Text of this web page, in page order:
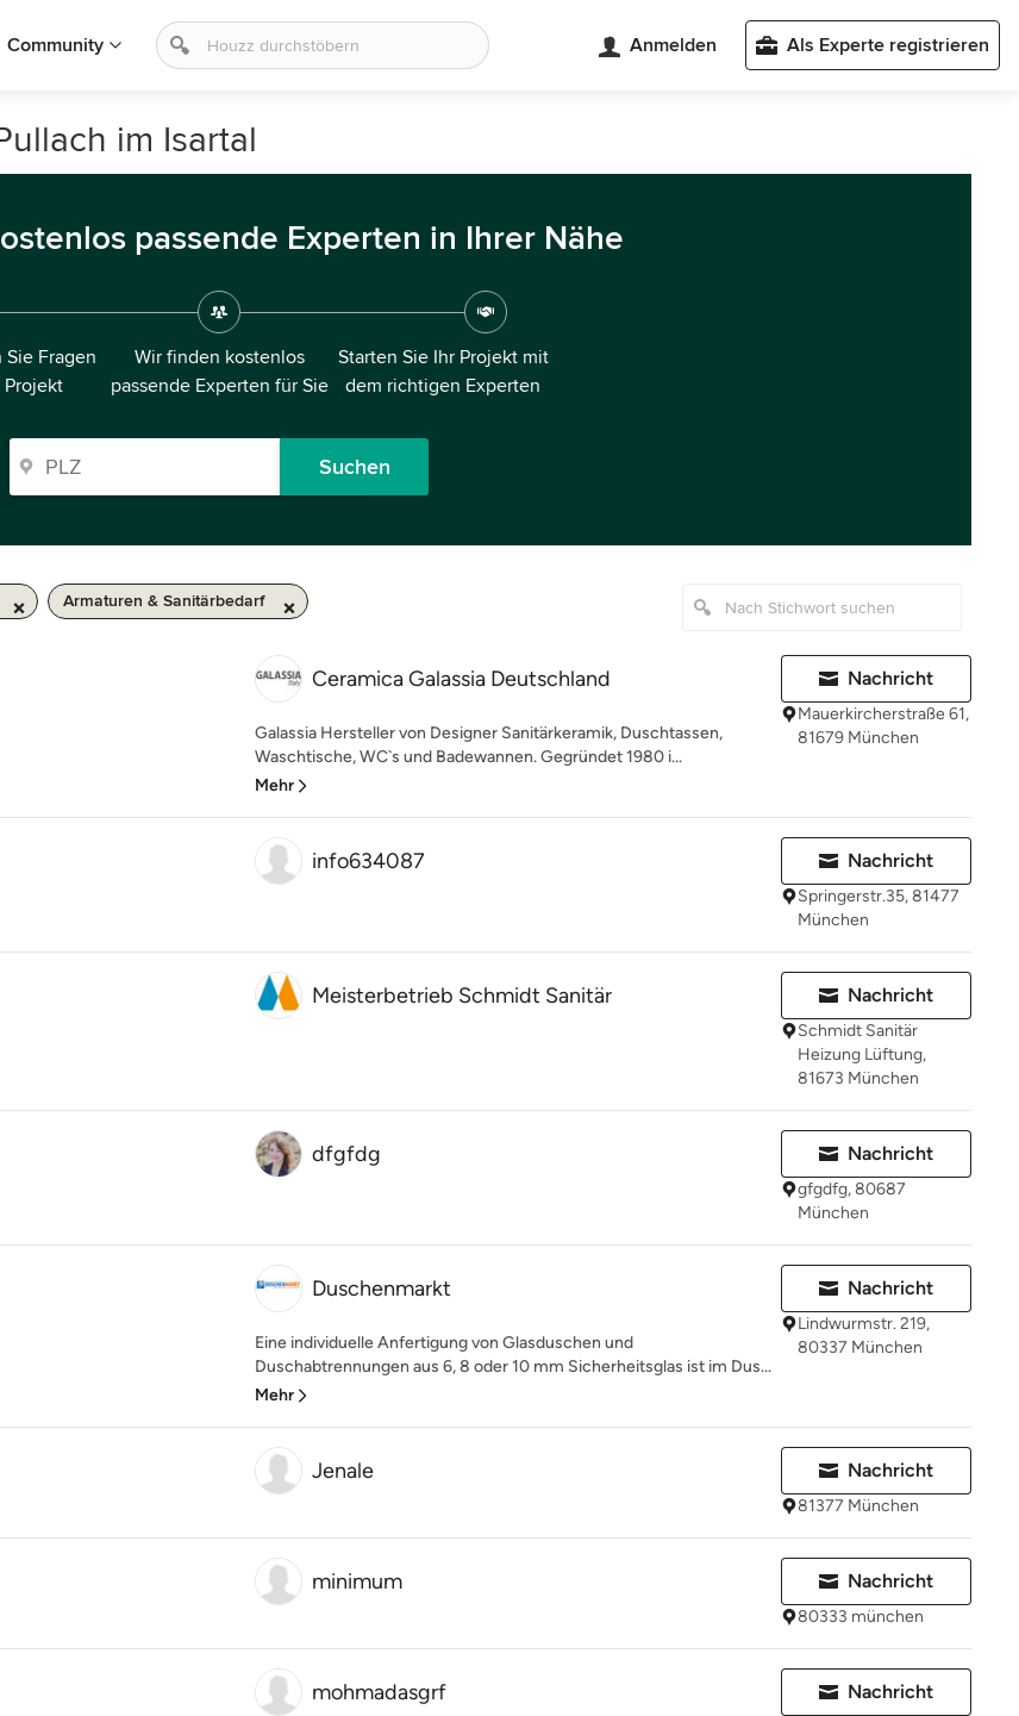
Community Anmelden Als Experte registrieren
im Isartal
passende Experten in Ihrer Nähe
Fragen
Projekt
Wir finden kostenlos
passende Experten für Sie
Starten Sie Ihr Projekt mit
dem richtigen Experten
Suchen
Armaturen & Sanitärbedarf
Ceramica Galassia Deutschland
Galassia Hersteller von Designer Sanitärkeramik, Duschtassen,
Waschtische, WC`s und Badewannen. Gegründet 1980 i...
Mehr
Nachricht
Mauerkircherstraße 61,
81679 München
info634087 Nachricht
Springerstr.35, 81477
München
Meisterbetrieb Schmidt Sanitär Nachricht
Schmidt Sanitär
Heizung Lüftung,
81673 München
dfgfdg Nachricht
gfgdfg, 80687
München
Duschenmarkt
Eine individuelle Anfertigung von Glasduschen und
Duschabtrennungen aus 6, 8 oder 10 mm Sicherheitsglas ist im Dus...
Mehr
Nachricht
Lindwurmstr. 219,
80337 München
Jenale Nachricht
81377 München
minimum Nachricht
80333 münchen
mohmadasgrf Nachricht